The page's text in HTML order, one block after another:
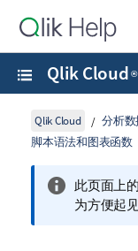
Qlik Cloud ®
Qlik Cloud 分析数
脚本语法和图表函数
此页面上
为方便起